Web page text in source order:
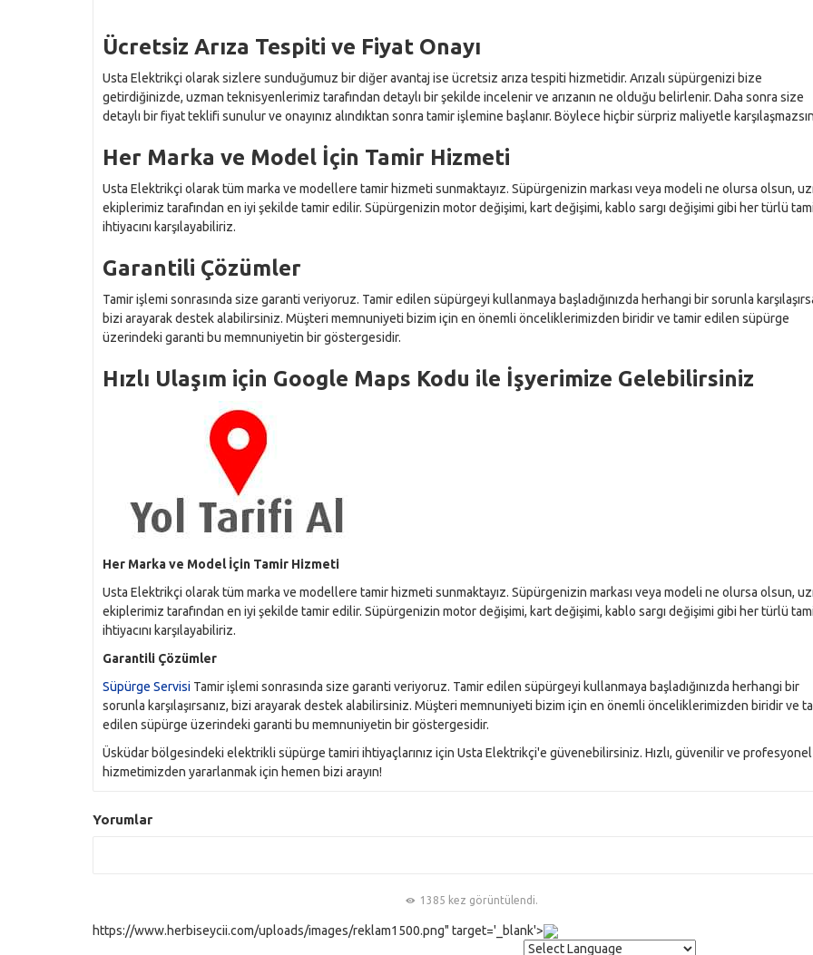
Ücretsiz Arıza Tespiti ve Fiyat Onayı
Usta Elektrikçi olarak sizlere sunduğumuz bir diğer avantaj ise ücretsiz arıza tespiti hizmetidir. Arızalı süpürgenizi bize
getirdiğinizde, uzman teknisyenlerimiz tarafından detaylı bir şekilde incelenir ve arızanın ne olduğu belirlenir. Daha sonra size
detaylı bir fiyat teklifi sunulur ve onayınız alındıktan sonra tamir işlemine başlanır. Böylece hiçbir sürpriz maliyetle
Her Marka ve Model İçin Tamir Hizmeti
Usta Elektrikçi olarak tüm marka ve modellere tamir hizmeti sunmaktayız. Süpürgenizin markası veya modeli ne olursa olsun,
ekiplerimiz tarafından en iyi şekilde tamir edilir. Süpürgenizin motor değişimi, kart değişimi, kablo sargı değişimi gibi her türlü
ihtiyacını karşılayabiliriz.
Garantili Çözümler
Tamir işlemi sonrasında size garanti veriyoruz. Tamir edilen süpürgeyi kullanmaya başladığınızda herhangi bir sorunla
bizi arayarak destek alabilirsiniz. Müşteri memnuniyeti bizim için en önemli önceliklerimizden biridir ve tamir edilen süpürge
üzerindeki garanti bu memnuniyetin bir göstergesidir.
Hızlı Ulaşım için Google Maps Kodu ile İşyerimize Gelebilirsiniz
Her Marka ve Model İçin Tamir Hizmeti
Usta Elektrikçi olarak tüm marka ve modellere tamir hizmeti sunmaktayız. Süpürgenizin markası veya modeli ne olursa olsun,
ekiplerimiz tarafından en iyi şekilde tamir edilir. Süpürgenizin motor değişimi, kart değişimi, kablo sargı değişimi gibi her türlü
ihtiyacını karşılayabiliriz.
Garantili Çözümler
Süpürge Servisi Tamir işlemi sonrasında size garanti veriyoruz. Tamir edilen süpürgeyi kullanmaya başladığınızda herhangi bir
sorunla karşılaşırsanız, bizi arayarak destek alabilirsiniz. Müşteri memnuniyeti bizim için en önemli önceliklerimizden biridir ve
edilen süpürge üzerindeki garanti bu memnuniyetin bir göstergesidir.
Üsküdar bölgesindeki elektrikli süpürge tamiri ihtiyaçlarınız için Usta Elektrikçi'e güvenebilirsiniz. Hızlı, güvenilir ve profesyonel
hizmetimizden yararlanmak için hemen bizi arayın!
Yorumlar
1385 kez görüntülendi.
https://www.herbiseycii.com/uploads/images/reklam1500.png" target='_blank'>